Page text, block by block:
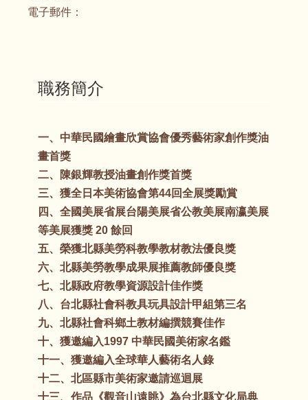
電子郵件：
職務簡介
一、中華民國繪畫欣賞協會優秀藝術家創作獎油
畫首獎
二、陳銀輝教授油畫創作獎首獎
三、獲全日本美術協會第44回全展獎勵賞
四、全國美展省展台陽美展省公教美展南瀛美展
等美展獲獎 20 餘回
五、榮獲北縣美勞科教學教材教法優良獎
六、北縣美勞教學成果展推薦教師優良獎
七、北縣政府教學資源設計佳作獎
八、台北縣社會科教具玩具設計甲組第三名
九、北縣社會科鄉土教材編撰競賽佳作
十、獲邀編入1997 中華民國美術家名鑑
十一、獲邀編入全球華人藝術名人錄
十二、北區縣市美術家邀請巡迴展
十三、作品《觀音山遠眺》為台北縣文化局典